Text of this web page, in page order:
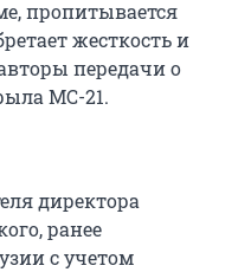
пропитывается
жесткость и
передачи о
МС-21.
директора
ранее
с учетом